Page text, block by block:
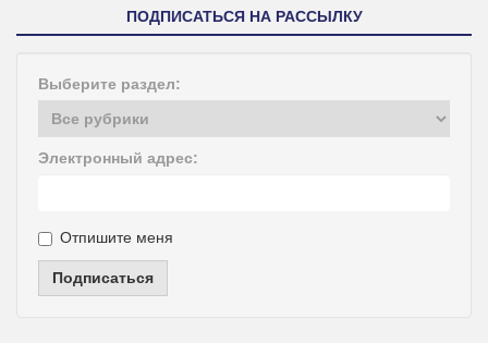
ПОДПИСАТЬСЯ НА РАССЫЛКУ
Выберите раздел:
Электронный адрес:
Отпишите меня
Подписаться